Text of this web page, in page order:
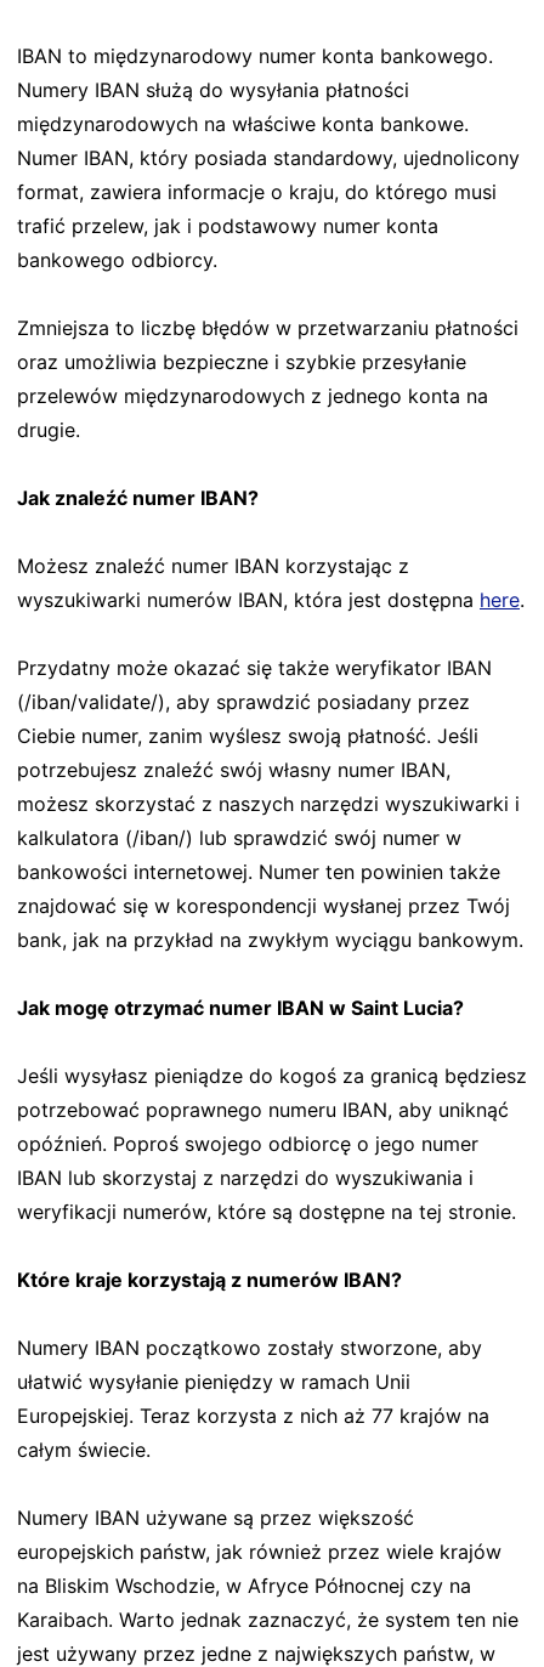
IBAN to międzynarodowy numer konta bankowego.
Numery IBAN służą do wysyłania płatności
międzynarodowych na właściwe konta bankowe.
Numer IBAN, który posiada standardowy, ujednolicony
format, zawiera informacje o kraju, do którego musi
trafić przelew, jak i podstawowy numer konta
bankowego odbiorcy.
Zmniejsza to liczbę błędów w przetwarzaniu płatności
oraz umożliwia bezpieczne i szybkie przesyłanie
przelewów międzynarodowych z jednego konta na
drugie.
Jak znaleźć numer IBAN?
Możesz znaleźć numer IBAN korzystając z
wyszukiwarki numerów IBAN, która jest dostępna here.
Przydatny może okazać się także weryfikator IBAN
(/iban/validate/), aby sprawdzić posiadany przez
Ciebie numer, zanim wyślesz swoją płatność. Jeśli
potrzebujesz znaleźć swój własny numer IBAN,
możesz skorzystać z naszych narzędzi wyszukiwarki i
kalkulatora (/iban/) lub sprawdzić swój numer w
bankowości internetowej. Numer ten powinien także
znajdować się w korespondencji wysłanej przez Twój
bank, jak na przykład na zwykłym wyciągu bankowym.
Jak mogę otrzymać numer IBAN w Saint Lucia?
Jeśli wysyłasz pieniądze do kogoś za granicą będziesz
potrzebować poprawnego numeru IBAN, aby uniknąć
opóźnień. Poproś swojego odbiorcę o jego numer
IBAN lub skorzystaj z narzędzi do wyszukiwania i
weryfikacji numerów, które są dostępne na tej stronie.
Które kraje korzystają z numerów IBAN?
Numery IBAN początkowo zostały stworzone, aby
ułatwić wysyłanie pieniędzy w ramach Unii
Europejskiej. Teraz korzysta z nich aż 77 krajów na
całym świecie.
Numery IBAN używane są przez większość
europejskich państw, jak również przez wiele krajów
na Bliskim Wschodzie, w Afryce Północnej czy na
Karaibach. Warto jednak zaznaczyć, że system ten nie
jest używany przez jedne z największych państw, w